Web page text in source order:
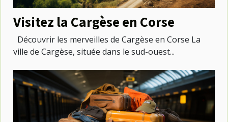
Visitez la Cargèse en Corse
Découvrir les merveilles de Cargèse en Corse La
ville de Cargèse, située dans le sud-ouest...